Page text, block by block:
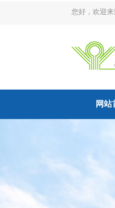
您好，欢迎来
网站